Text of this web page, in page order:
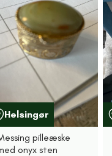
Helsingør
pilleæske
onyx sten